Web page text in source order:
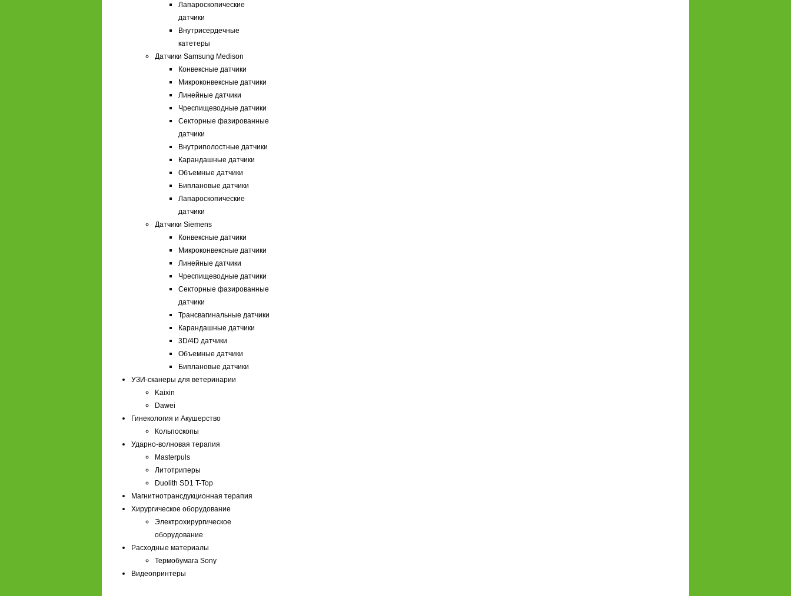
Лапароскопические
датчики
Внутрисердечные
катетеры
Датчики Samsung Medison
Конвексные датчики
Микроконвексные датчики
Линейные датчики
Чреспищеводные датчики
Секторные фазированные
датчики
Внутриполостные датчики
Карандашные датчики
Объемные датчики
Биплановые датчики
Лапароскопические
датчики
Датчики Siemens
Конвексные датчики
Микроконвексные датчики
Линейные датчики
Чреспищеводные датчики
Секторные фазированные
датчики
Трансвагинальные датчики
Карандашные датчики
3D/4D датчики
Объемные датчики
Биплановые датчики
УЗИ-сканеры для ветеринарии
Kaixin
Dawei
Гинекология и Акушерство
Кольпоскопы
Ударно-волновая терапия
Masterpuls
Литотриперы
Duolith SD1 T-Top
Магнитнотрансдукционная терапия
Хирургическое оборудование
Электрохирургическое
оборудование
Расходные материалы
Термобумага Sony
Видеопринтеры